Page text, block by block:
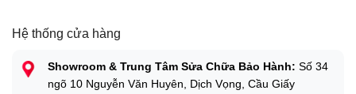
Hệ thống cửa hàng
Showroom & Trung Tâm Sửa Chữa Bảo Hành: Số 34
ngõ 10 Nguyễn Văn Huyên, Dịch Vọng, Cầu Giấy